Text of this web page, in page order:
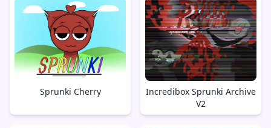
Sprunki Cherry
Incredibox Sprunki Archive
V2